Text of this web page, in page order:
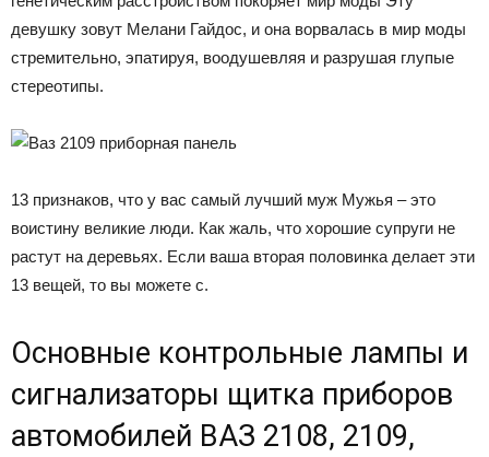
девушку зовут Мелани Гайдос, и она ворвалась в мир моды
стремительно, эпатируя, воодушевляя и разрушая глупые
стереотипы.
13 признаков, что у вас самый лучший муж Мужья – это
воистину великие люди. Как жаль, что хорошие супруги не
растут на деревьях. Если ваша вторая половинка делает эти
13 вещей, то вы можете с.
Основные контрольные лампы и
сигнализаторы щитка приборов
автомобилей ВАЗ 2108, 2109,